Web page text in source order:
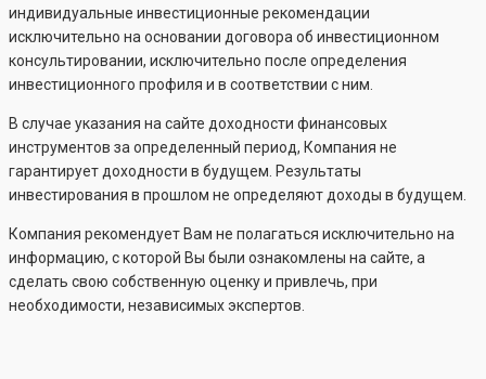
индивидуальные инвестиционные рекомендации
исключительно на основании договора об инвестиционном
консультировании, исключительно после определения
инвестиционного профиля и в соответствии с ним.
В случае указания на сайте доходности финансовых
инструментов за определенный период, Компания не
гарантирует доходности в будущем. Результаты
инвестирования в прошлом не определяют доходы в будущем.
Компания рекомендует Вам не полагаться исключительно на
информацию, с которой Вы были ознакомлены на сайте, а
сделать свою собственную оценку и привлечь, при
необходимости, независимых экспертов.